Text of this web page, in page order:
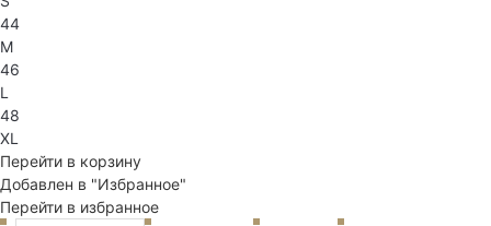
44
M
46
L
48
XL
Перейти в корзину
Добавлен в "Избранное"
Перейти в избранное